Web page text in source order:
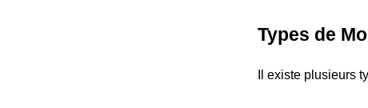
Types de
Il existe plusieurs